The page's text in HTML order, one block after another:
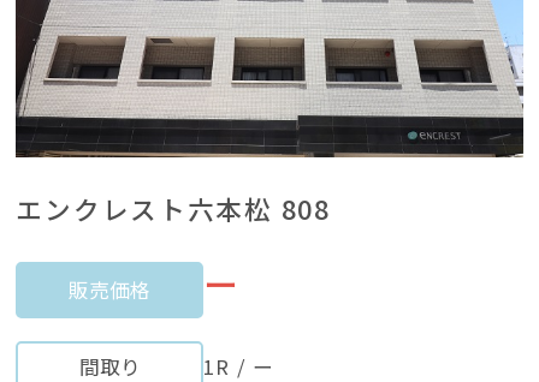
エンクレスト六本松 808
販売価格 ー
間取り 1R / ー